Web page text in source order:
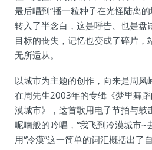
最后唱到“播一粒种子在光怪陆离
转入了半念白，这是呼告、也是
目标的丧失，记忆也变成了碎片，
无所适从。
以城市为主题的创作，向来是周凤
在周先生2003年的专辑《梦里舞
漠城市》，这首歌用电子节拍与鼓
呢喃般的吟唱，“我飞到冷漠城市
用“冷漠”这一简单的词汇概括出了